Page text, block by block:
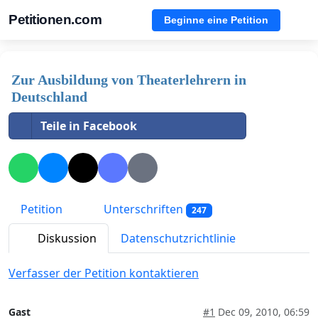
Petitionen.com Beginne eine Petition
Zur Ausbildung von Theaterlehrern in
Deutschland
Teile in Facebook
Petition Unterschriften 247
Diskussion Datenschutzrichtlinie
Verfasser der Petition kontaktieren
Gast #1 Dec 09, 2010, 06:59